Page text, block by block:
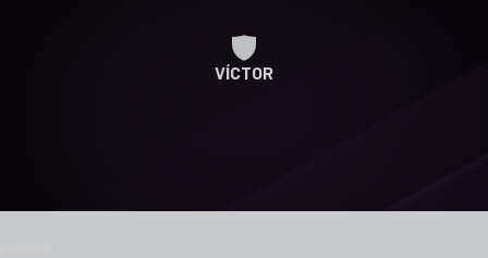
VÍCTOR